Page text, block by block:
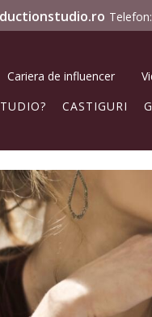
Telefon:
Cariera de influencer
CASTIGURI